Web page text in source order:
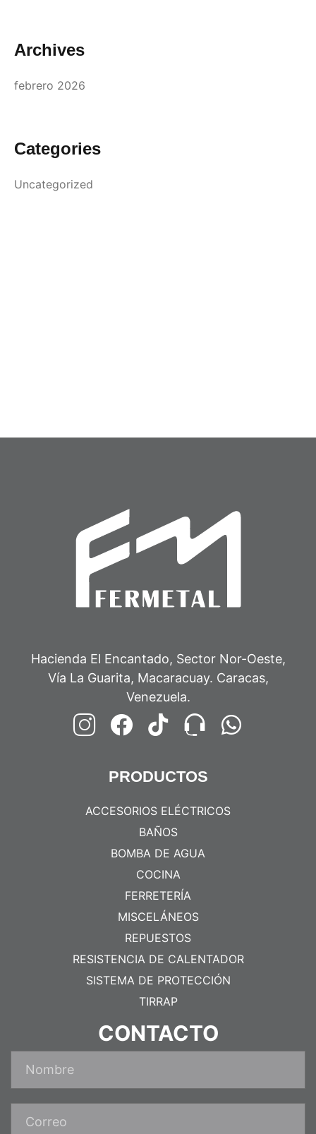
Archives
febrero 2026
Categories
Uncategorized
Hacienda El Encantado, Sector Nor-Oeste,
Vía La Guarita, Macaracuay. Caracas,
Venezuela.
PRODUCTOS
ACCESORIOS ELÉCTRICOS
BAÑOS
BOMBA DE AGUA
COCINA
FERRETERÍA
MISCELÁNEOS
REPUESTOS
RESISTENCIA DE CALENTADOR
SISTEMA DE PROTECCIÓN
TIRRAP
CONTACTO